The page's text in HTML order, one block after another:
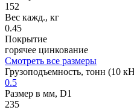
152
Вес кажд., кг
0.45
Покрытие
горячее цинкование
Смотреть все размеры
Грузоподъемность, тонн (10
0.5
Размер в мм, D1
235